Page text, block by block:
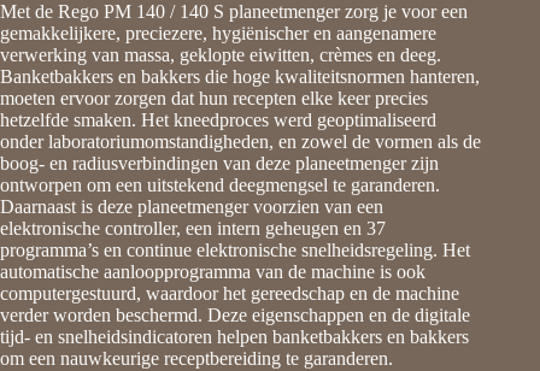
Met de Rego PM 140 / 140 S planeetmenger zorg je voor een
gemakkelijkere, preciezere, hygiënischer en aangenamere
verwerking van massa, geklopte eiwitten, crèmes en deeg.
Banketbakkers en bakkers die hoge kwaliteitsnormen hanteren,
moeten ervoor zorgen dat hun recepten elke keer precies
hetzelfde smaken. Het kneedproces werd geoptimaliseerd
onder laboratoriumomstandigheden, en zowel de vormen als de
boog- en radiusverbindingen van deze planeetmenger zijn
ontworpen om een uitstekend deegmengsel te garanderen.
Daarnaast is deze planeetmenger voorzien van een
elektronische controller, een intern geheugen en 37
programma’s en continue elektronische snelheidsregeling. Het
automatische aanloopprogramma van de machine is ook
computergestuurd, waardoor het gereedschap en de machine
verder worden beschermd. Deze eigenschappen en de digitale
tijd- en snelheidsindicatoren helpen banketbakkers en bakkers
om een nauwkeurige receptbereiding te garanderen.